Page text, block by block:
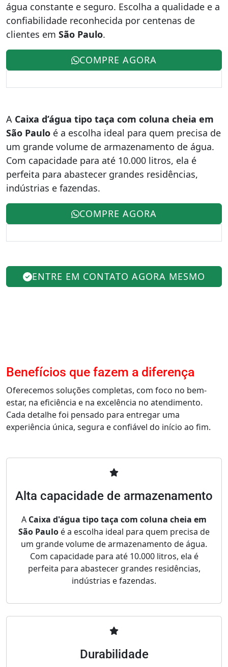
água constante e seguro. Escolha a qualidade e a
confiabilidade reconhecida por centenas de
clientes em São Paulo.
COMPRE AGORA
A Caixa d’água tipo taça com coluna cheia em
São Paulo é a escolha ideal para quem precisa de
um grande volume de armazenamento de água.
Com capacidade para até 10.000 litros, ela é
perfeita para abastecer grandes residências,
indústrias e fazendas.
COMPRE AGORA
ENTRE EM CONTATO AGORA MESMO
Benefícios que fazem a diferença
Oferecemos soluções completas, com foco no bem-
estar, na eficiência e na excelência no atendimento.
Cada detalhe foi pensado para entregar uma
experiência única, segura e confiável do início ao fim.
Alta capacidade de armazenamento
A Caixa d'água tipo taça com coluna cheia em
São Paulo é a escolha ideal para quem precisa de
um grande volume de armazenamento de água.
Com capacidade para até 10.000 litros, ela é
perfeita para abastecer grandes residências,
indústrias e fazendas.
Durabilidade